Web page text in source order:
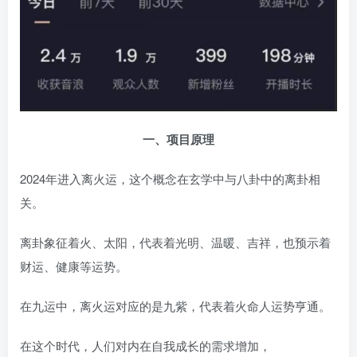
一、项目原理
2024年进入离火运，这个概念在玄学中与八卦中的离卦相
关。
离卦象征着火、太阳，代表着光明、温暖、吉祥，也预示着
财运、健康等运势。
在九运中，离火运对应的是九紫，代表着火命人运势亨通。
在这个时代，人们对内在自我成长的需求增加，